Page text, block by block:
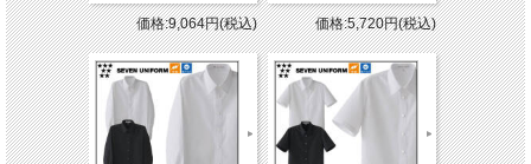
価格:9,064円(税込) 価格:5,720円(税込)